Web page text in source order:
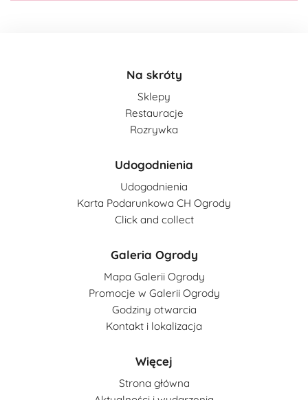
Na skróty
Sklepy
Restauracje
Rozrywka
Udogodnienia
Udogodnienia
Karta Podarunkowa CH Ogrody
Click and collect
Galeria Ogrody
Mapa Galerii Ogrody
Promocje w Galerii Ogrody
Godziny otwarcia
Kontakt i lokalizacja
Więcej
Strona główna